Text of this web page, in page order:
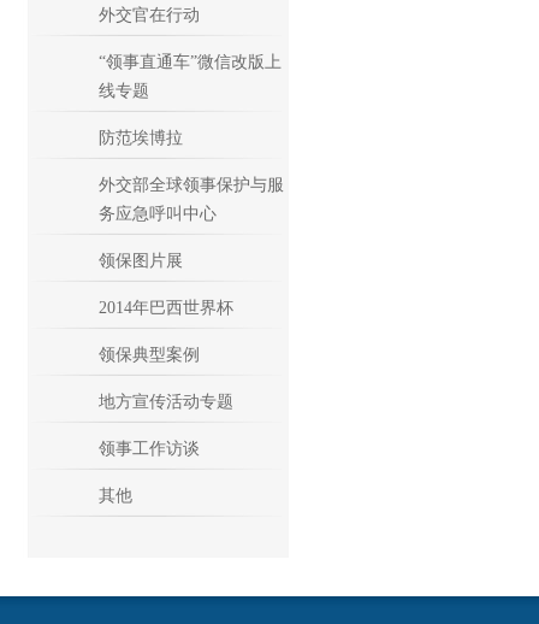
外交官在行动
“领事直通车”微信改版上
线专题
防范埃博拉
外交部全球领事保护与服
务应急呼叫中心
领保图片展
2014年巴西世界杯
领保典型案例
地方宣传活动专题
领事工作访谈
其他